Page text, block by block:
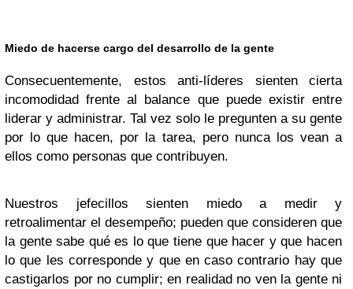
Miedo de hacerse cargo del desarrollo de la gente
Consecuentemente, estos anti-líderes sienten cierta
incomodidad frente al balance que puede existir entre
liderar y administrar. Tal vez solo le pregunten a su gente
por lo que hacen, por la tarea, pero nunca los vean a
ellos como personas que contribuyen.
Nuestros jefecillos sienten miedo a medir y
retroalimentar el desempeño; pueden que consideren que
la gente sabe qué es lo que tiene que hacer y que hacen
lo que les corresponde y que en caso contrario hay que
castigarlos por no cumplir; en realidad no ven la gente ni